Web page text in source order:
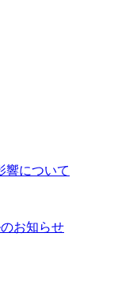
響について
お知らせ